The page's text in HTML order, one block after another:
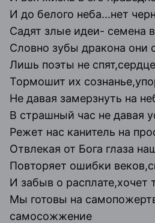
И до белого неба...нет
Садят злые идеи- семена
Словно зубы дракона они
Лишь поэты не
Тормошит их
Не давая замерзнуть на
В страшный час не давая
Режет нас канитель на
Отвлекая от Бога глаза
Повторяет ошибки
И забыв о расплате,хочет
Мы готовы на
самосожжение